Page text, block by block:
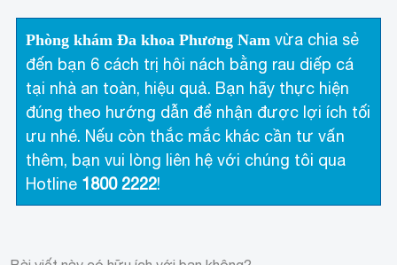
Phòng khám Đa khoa Phương Nam vừa chia sẻ
đến bạn 6 cách trị hôi nách bằng rau diếp cá
tại nhà an toàn, hiệu quả. Bạn hãy thực hiện
đúng theo hướng dẫn để nhận được lợi ích tối
ưu nhé. Nếu còn thắc mắc khác cần tư vấn
thêm, bạn vui lòng liên hệ với chúng tôi qua
Hotline 1800 2222!